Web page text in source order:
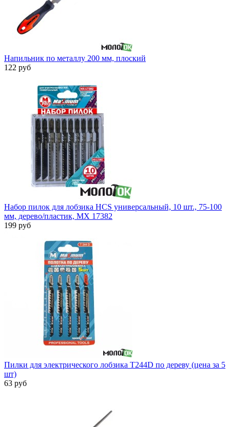
Напильник по металлу 200 мм, плоский
122 руб
Набор пилок для лобзика HCS универсальный, 10 шт., 75-100
мм, дерево/пластик, MX 17382
199 руб
Пилки для электрического лобзика T244D по дереву (цена за 5
шт)
63 руб